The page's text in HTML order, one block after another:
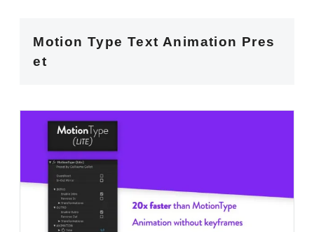
Motion Type Text Animation Pres
et